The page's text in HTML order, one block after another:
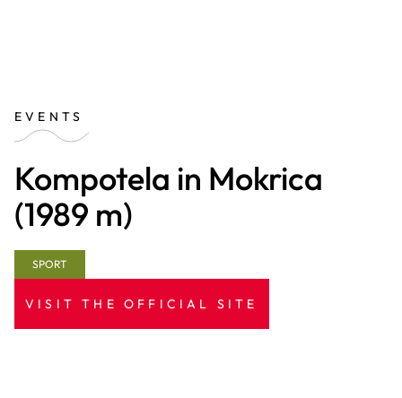
EVENTS
Kompotela in Mokrica
(1989 m)
SPORT
VISIT THE OFFICIAL SITE